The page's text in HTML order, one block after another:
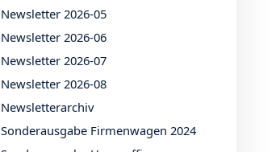
Newsletter 2026-05
Newsletter 2026-06
Newsletter 2026-07
Newsletter 2026-08
Newsletterarchiv
Sonderausgabe Firmenwagen 2024